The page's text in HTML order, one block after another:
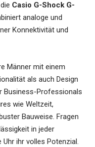
Casio G-Shock G-
analoge und
Konnektivität und
Männer mit einem
als auch Design
Business-Professionals
wie Weltzeit,
Bauweise. Fragen
in jeder
ihr volles Potenzial.